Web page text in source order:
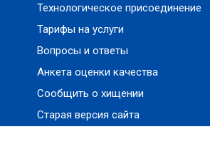
Технологическое присоединение
Тарифы на услуги
Вопросы и ответы
Анкета оценки качества
Сообщить о хищении
Старая версия сайта